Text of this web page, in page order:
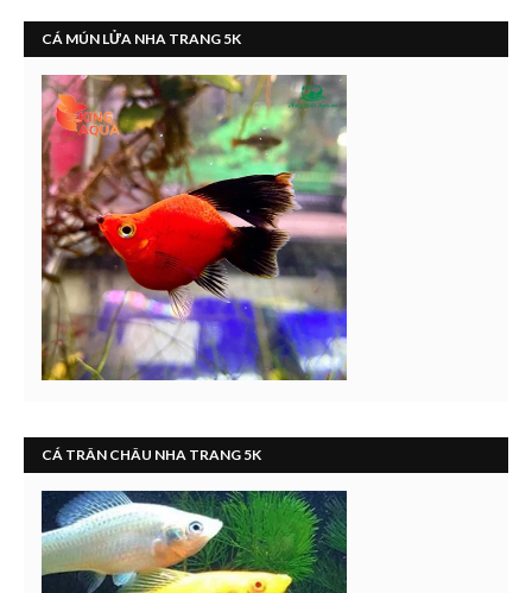
CÁ MÚN LỬA NHA TRANG 5K
CÁ TRÂN CHÂU NHA TRANG 5K